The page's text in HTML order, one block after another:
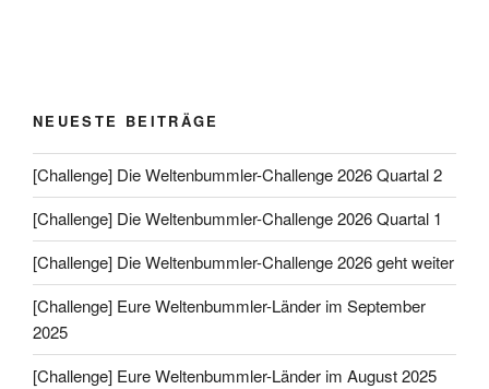
NEUESTE BEITRÄGE
[Challenge] Die Weltenbummler-Challenge 2026 Quartal 2
[Challenge] Die Weltenbummler-Challenge 2026 Quartal 1
[Challenge] Die Weltenbummler-Challenge 2026 geht weiter
[Challenge] Eure Weltenbummler-Länder im September
2025
[Challenge] Eure Weltenbummler-Länder im August 2025